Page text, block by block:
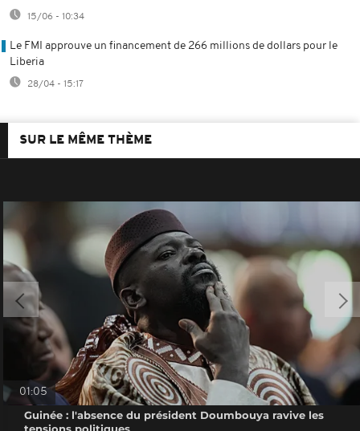
15/06 - 10:34
Le FMI approuve un financement de 266 millions de dollars pour le
Liberia
28/04 - 15:17
SUR LE MÊME THÈME
01:05
Guinée : l'absence du président Doumbouya ravive les